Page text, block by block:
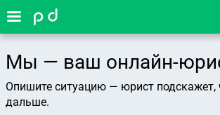
Мы — ваш онлайн-
Опишите ситуацию — юрист подскажет,
дальше.